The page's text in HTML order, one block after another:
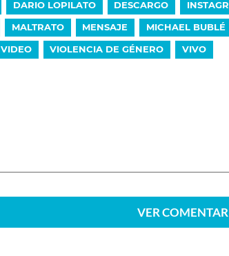
DARIO LOPILATO DESCARGO
MALTRATO MENSAJE
MICHAEL BUBLÉ
VIDEO VIOLENCIA DE GÉNERO VIVO
VER